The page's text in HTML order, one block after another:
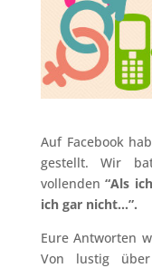
Auf Facebook
gestellt. Wir
vollenden “Als
ich gar nicht…”.
Eure Antworten
Von lustig